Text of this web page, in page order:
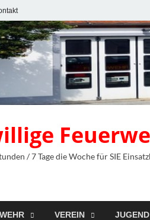
/ 7 Tage die Woche für SIE
VEREIN JUGEND